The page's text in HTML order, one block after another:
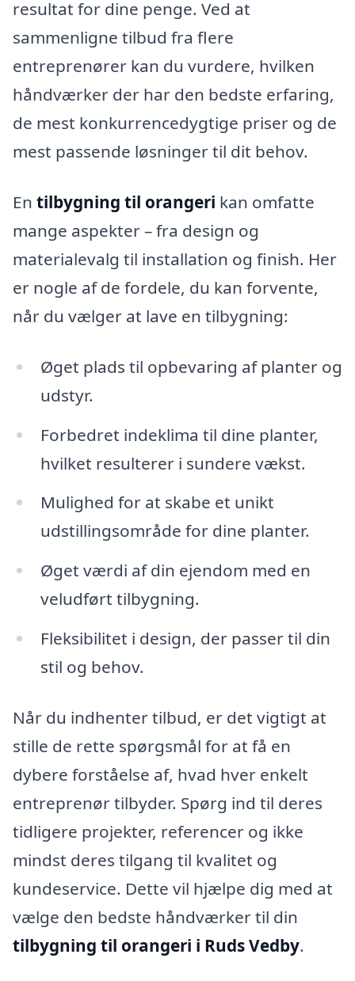
resultat for dine penge. Ved at
sammenligne tilbud fra flere
entreprenører kan du vurdere, hvilken
håndværker der har den bedste erfaring,
de mest konkurrencedygtige priser og de
mest passende løsninger til dit behov.
En tilbygning til orangeri kan omfatte
mange aspekter – fra design og
materialevalg til installation og finish. Her
er nogle af de fordele, du kan forvente,
når du vælger at lave en tilbygning:
Øget plads til opbevaring af planter og
udstyr.
Forbedret indeklima til dine planter,
hvilket resulterer i sundere vækst.
Mulighed for at skabe et unikt
udstillingsområde for dine planter.
Øget værdi af din ejendom med en
veludført tilbygning.
Fleksibilitet i design, der passer til din
stil og behov.
Når du indhenter tilbud, er det vigtigt at
stille de rette spørgsmål for at få en
dybere forståelse af, hvad hver enkelt
entreprenør tilbyder. Spørg ind til deres
tidligere projekter, referencer og ikke
mindst deres tilgang til kvalitet og
kundeservice. Dette vil hjælpe dig med at
vælge den bedste håndværker til din
tilbygning til orangeri i Ruds Vedby.